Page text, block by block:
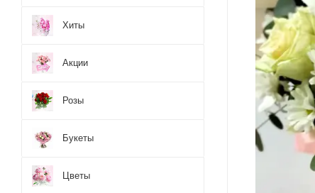
Хиты
Акции
Розы
Букеты
Цветы